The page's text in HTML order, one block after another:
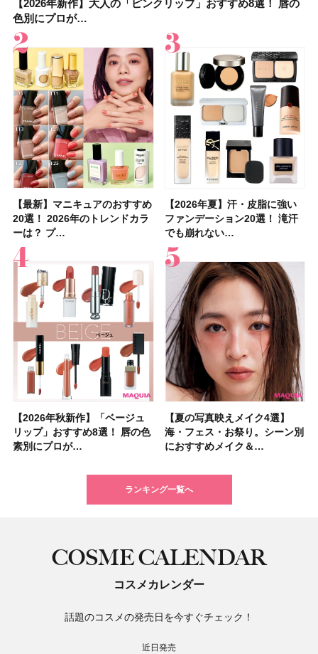
【2026年新作】大人の「ピンクリップ」おすすめ8選！ 唇の
色別にプロが…
【最新】マニキュアのおすすめ
20選！ 2026年のトレンドカラ
ーは？ プ…
【2026年夏】汗・皮脂に強い
ファンデーション20選！ 滝汗
でも崩れない…
【2026年秋新作】「ベージュ
リップ」おすすめ8選！ 唇の色
素別にプロが…
【夏の写真映えメイク4選】
海・フェス・お祭り。シーン別
におすすめメイク＆…
【上田竜也さんのマイベストコスメ５選】大人になって開眼
したからこそ愛が深…
【石井美保さん】おすすめの
「ブライトニング」11選！ ス
キンケアからサプ…
【クリスマスコフレ2026】ク
リニークのホリデーコフレを一
挙紹介！ 人気…
【2026夏】「シートマスク・
パック」ランキングTOP5！＜
マキアビュー…
【2026夏】「洗顔料」ランキ
ングTOP5！＜マキアビューテ
ィーズが投票…
【2026年新作】大人の「ピンクリップ」おすすめ8選！ 唇の
色別にプロが…
【最新】マニキュアのおすすめ
20選！ 2026年のトレンドカラ
ーは？ プ…
【2026年夏】汗・皮脂に強い
ファンデーション20選！ 滝汗
でも崩れない…
【2026年秋新作】「ベージュ
リップ」おすすめ8選！ 唇の色
素別にプロが…
【夏の写真映えメイク4選】
海・フェス・お祭り。シーン別
におすすめメイク＆…
【2026夏】「香水・フレグランス」ランキングTOP5！＜美
容マニア・マ…
【2026年】ボディ用日焼け止
めUVのおすすめ20選！ この夏
注目の人気…
【2026夏】「リップケア」ラ
ンキングTOP5！＜美容マニア
集団・マキア…
【ニベア】美容液リップクリー
ム＆ボディスクラブが新登場！
大人気の色付き…
【石井美保さん・50歳のボディ
ケア愛用品16選】首・手・バス
トのパーツケ…
【2026年最新】ダイエットや腸活におすすめの食品・ドリン
ク6選！ 美活…
【2026夏】「歯磨き粉・オー
ラルケア」ランキングTOP5！
＜美容マニア…
【板野友美さんの美活】「最
近、下の歯の矯正を再開したん
です」オーラルケア…
【2026夏】「インナーケア・
サプリ」ランキングTOP5！＜
美容マニア集…
【石井美保さんのおすすめお菓
子＆お茶10選】手土産にもぴっ
たり
【2026年夏】40代におすすめの髪型30選！ 若く見える・手
入れが楽な…
【2026年夏】おすすめの髪型
36選！ショート・ボブ・ミディ
アム・ロング…
【2026年夏】小顔に見えるボ
ブの髪型37選！ レイヤー・切
りっぱなしな…
【最新】髪のうねり・広がり・
くせ毛におすすめのシャンプー
17選
【2026年夏】透明感カラーの
髪色おすすめ20選！ ブリーチ
あり・なし別…
【フォロー＆いいねで当たる】中国割烹旅館 掬水亭の宿泊券
を1組2名様にプ…
【鈴木えみさんの愛用品30選】
コスメ・スキンケア・ヘアケア
etc.お気に…
【無印良品】スキンケア×衣料
素材の最強タッグで実現！ 着
るだけで保湿でき…
【2026年8月の一粒万倍日】お
すすめの開運コスメ＆美容アイ
テム10選！
【読者プレゼント】羽の見えな
いハンディファン
「baramood」を3名様…
【セザンヌ】8/7新色追加！「ウォータリーティントリップ
」10モモピュ…
【ルナソルアイシャドウ】アイ
カラーレーションN新色・限定
色をイエベ・ブ…
【セザンヌ】「ブライトカラー
シーラー」新色グリーンが8/7
に発売｜既存色…
【ジョー マローン ロンドン】
大人気フレグランス「ウッド
セージ ＆ シ…
先行販売でゲット🧡LUNASOL
アイカラーレーションN 23
Rosy…
ランキング一覧へ
COSME CALENDAR
コスメカレンダー
話題のコスメの発売日を今すぐチェック！
近日発売